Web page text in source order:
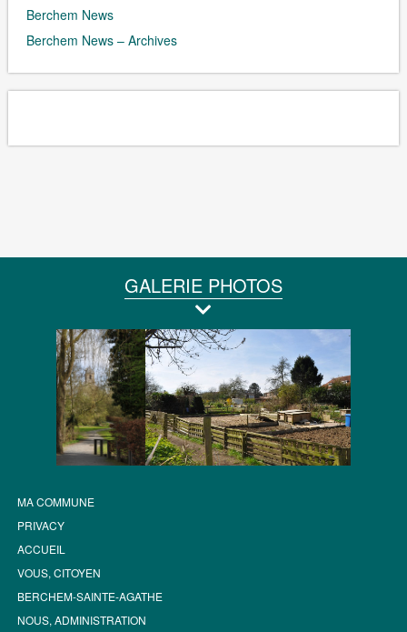
Berchem News
Berchem News – Archives
GALERIE PHOTOS
MA COMMUNE
PRIVACY
ACCUEIL
VOUS, CITOYEN
BERCHEM-SAINTE-AGATHE
NOUS, ADMINISTRATION